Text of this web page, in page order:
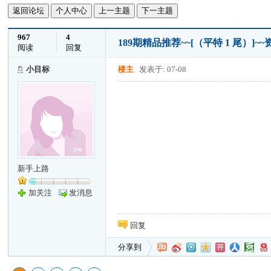
返回论坛 个人中心 上一主题 下一主题
967
阅读
4
回复
189期精品推荐~~[（平特 1 尾）]~~
小目标
新手上路
加关注 发消息
楼主 发表于: 07-08
回复
分享到